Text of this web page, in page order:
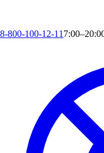
8-800-100-12-11